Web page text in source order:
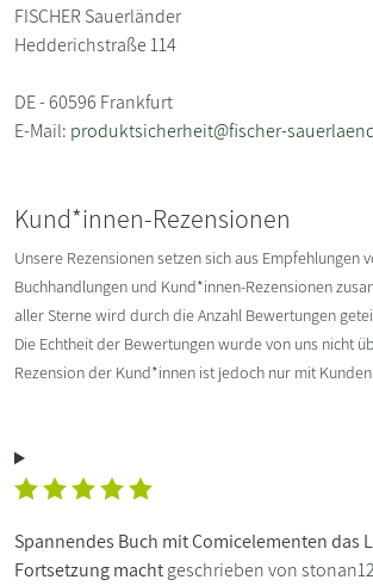
FISCHER Sauerländer
Hedderichstraße 114
DE - 60596 Frankfurt
E-Mail: produktsicherheit@fischer-
Kund*innen-Rezensionen
Unsere Rezensionen setzen sich aus Empfehlungen
Buchhandlungen und Kund*innen-Rezensionen
aller Sterne wird durch die Anzahl Bewertungen
Die Echtheit der Bewertungen wurde von uns nicht
Rezension der Kund*innen ist jedoch nur mit
Spannendes Buch mit Comicelementen das
Fortsetzung machtgeschrieben von